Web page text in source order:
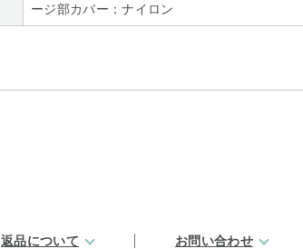
ージ部カバー：ナイロン
返品について お問い合わせ